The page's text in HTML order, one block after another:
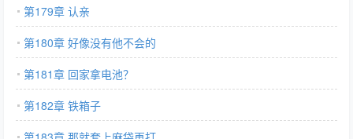
第179章 认亲
第180章 好像没有他不会的
第181章 回家拿电池？
第182章 铁箱子